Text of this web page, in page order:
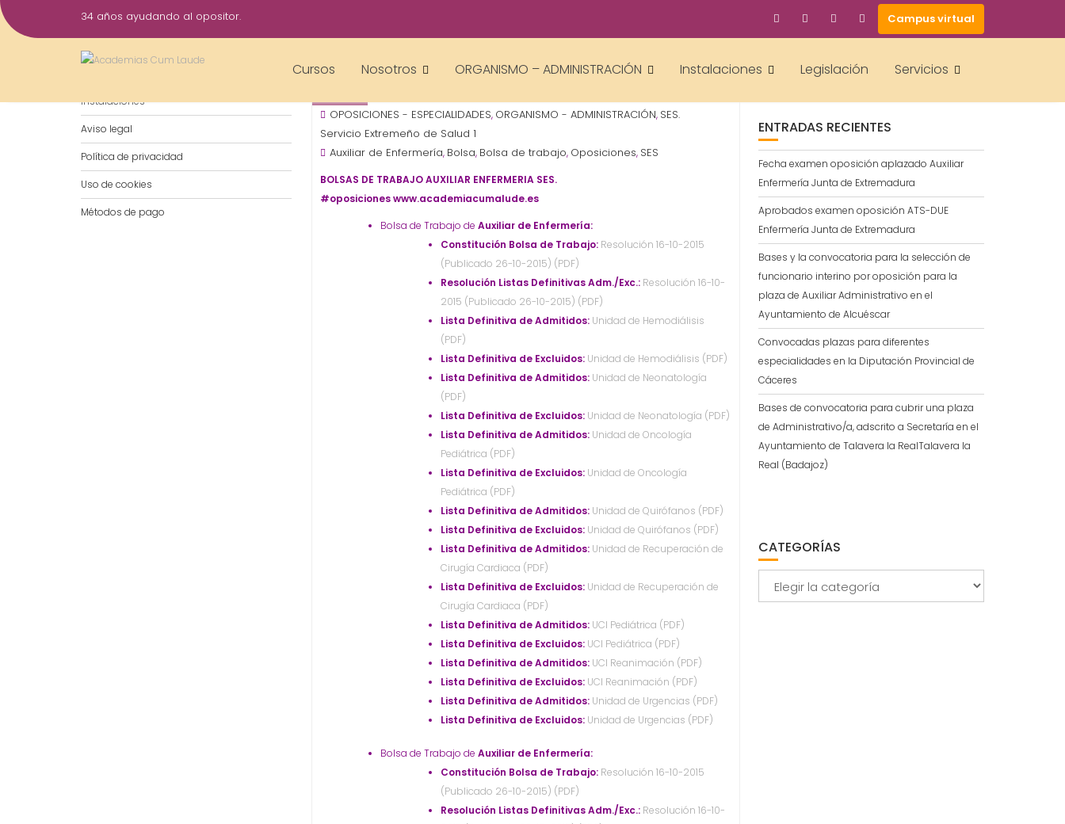
Saltar
al
34 años ayudando al opositor. Campus virtual
Cursos Nosotros ORGANISMO – ADMINISTRACIÓN Instalaciones Legislación Servicios
26 academiacumlaudeoposiciones
OPOSICIONES - ESPECIALIDADES, ORGANISMO - ADMINISTRACIÓN, SES.
Servicio Extremeño de Salud 1
Auxiliar de Enfermería, Bolsa, Bolsa de trabajo, Oposiciones, SES
BOLSAS DE TRABAJO AUXILIAR ENFERMERIA SES.
#oposiciones www.academiacumalude.es
Bolsa de Trabajo deAuxiliar de Enfermería:
Constitución Bolsa de Trabajo: Resolución 16-10-2015
(Publicado 26-10-2015) (PDF)
Resolución Listas Definitivas Adm./Exc.: Resolución 16-10-
2015 (Publicado 26-10-2015) (PDF)
Lista Definitiva de Admitidos: Unidad de Hemodiálisis
(PDF)
Lista Definitiva de Excluidos: Unidad de Hemodiálisis (PDF)
Lista Definitiva de Admitidos: Unidad de Neonatología
(PDF)
Lista Definitiva de Excluidos: Unidad de Neonatología (PDF)
Lista Definitiva de Admitidos: Unidad de Oncología
Pediátrica (PDF)
Lista Definitiva de Excluidos: Unidad de Oncología
Pediátrica (PDF)
Lista Definitiva de Admitidos: Unidad de Quirófanos (PDF)
Lista Definitiva de Excluidos: Unidad de Quirófanos (PDF)
Lista Definitiva de Admitidos: Unidad de Recuperación de
Cirugía Cardiaca (PDF)
Lista Definitiva de Excluidos: Unidad de Recuperación de
Cirugía Cardiaca (PDF)
Lista Definitiva de Admitidos: UCI Pediátrica (PDF)
Lista Definitiva de Excluidos: UCI Pediátrica (PDF)
Lista Definitiva de Admitidos: UCI Reanimación (PDF)
Lista Definitiva de Excluidos: UCI Reanimación (PDF)
Lista Definitiva de Admitidos: Unidad de Urgencias (PDF)
Lista Definitiva de Excluidos: Unidad de Urgencias (PDF)
Bolsa de Trabajo deAuxiliar de Enfermería:
Constitución Bolsa de Trabajo: Resolución 16-10-2015
(Publicado 26-10-2015) (PDF)
Resolución Listas Definitivas Adm./Exc.: Resolución 16-10-
Instalaciones
Aviso legal
Política de privacidad
Uso de cookies
Métodos de pago
ENTRADAS RECIENTES
Fecha examen oposición aplazado Auxiliar
Enfermería Junta de Extremadura
Aprobados examen oposición ATS-DUE
Enfermería Junta de Extremadura
Bases y la convocatoria para la selección de
funcionario interino por oposición para la
plaza de Auxiliar Administrativo en el
Ayuntamiento de Alcuéscar
Convocadas plazas para diferentes
especialidades en la Diputación Provincial de
Cáceres
Bases de convocatoria para cubrir una plaza
de Administrativo/a, adscrito a Secretaría en el
Ayuntamiento de Talavera la RealTalavera la
Real (Badajoz)
CATEGORÍAS